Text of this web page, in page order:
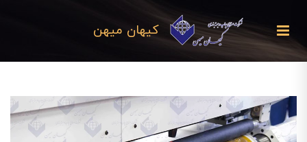
کیهان میهن